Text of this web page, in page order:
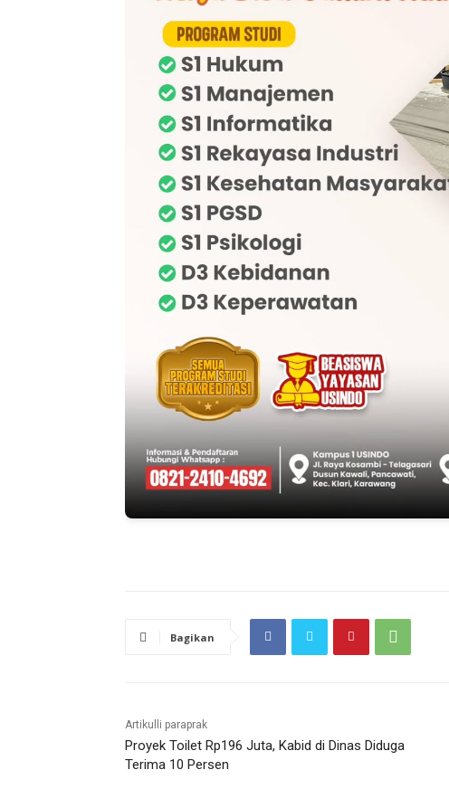
Bagikan
Artikulli paraprak
Proyek Toilet Rp196 Juta, Kabid di Dinas Diduga
Terima 10 Persen